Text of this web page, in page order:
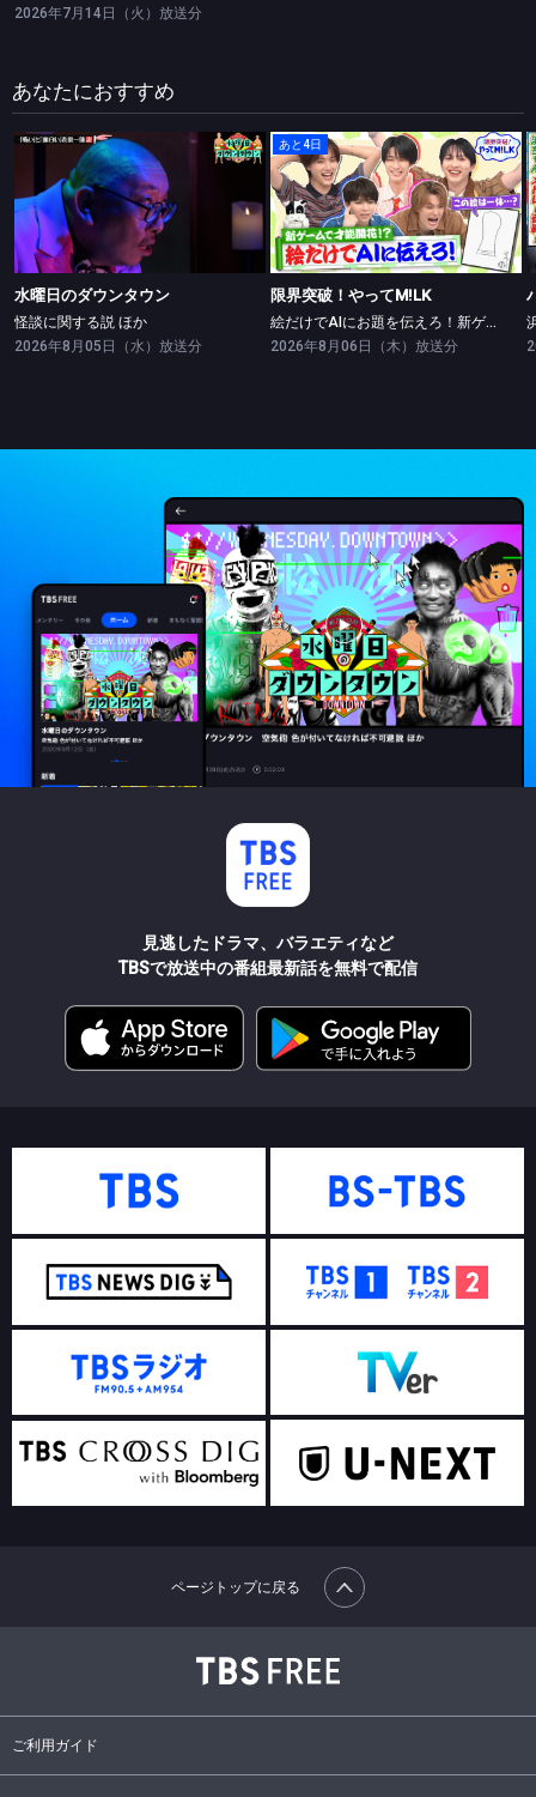
2026年7月14日（火）放送分
あなたにおすすめ
水曜日のダウンタウン
怪談に関する説 ほか
水曜日のダウンタウン
怪談に関する説 ほか
2026年8月05日（水）放送分
あと4日
限界突破！やってM!LK
限界突破！やってM!LK
絵だけでAIにお題を伝えろ！新ゲームで絵の才能開花！？
2026年8月06日（木）放送分
見逃したドラマ、バラエティなど
TBSで放送中の番組最新話を無料で配信
ご利用ガイド
ページトップに戻る